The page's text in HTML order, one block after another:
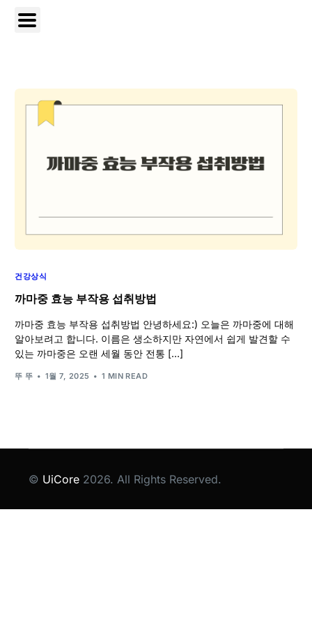
건강상식
까마중 효능 부작용 섭취방법
까마중 효능 부작용 섭취방법 안녕하세요:) 오늘은 까마중에 대해
알아보려고 합니다. 이름은 생소하지만 자연에서 쉽게 발견할 수
있는 까마중은 오랜 세월 동안 전통 […]
뚜 뚜 1월 7, 2025 1 MIN READ
© UiCore 2026. All Rights Reserved.